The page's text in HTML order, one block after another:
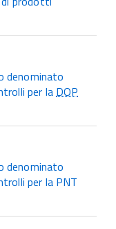
denominato
per laDOP
denominato
per la PNT